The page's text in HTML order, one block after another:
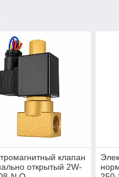
клапан
открытый 2W-